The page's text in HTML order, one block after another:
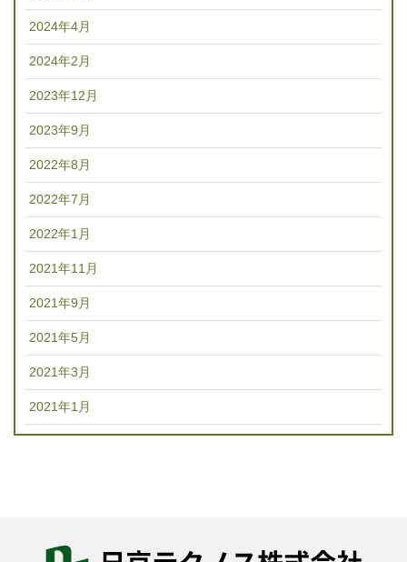
2024年4月
2024年2月
2023年12月
2023年9月
2022年8月
2022年7月
2022年1月
2021年11月
2021年9月
2021年5月
2021年3月
2021年1月